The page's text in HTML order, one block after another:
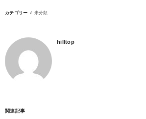
カテゴリー 未分類
hilltop
関連記事